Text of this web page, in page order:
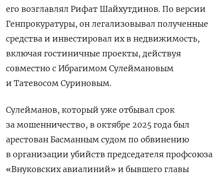
его возглавлял Рифат Шайхутдинов. По версии
Генпрокуратуры, он легализовывал полученные
средства и инвестировал их в недвижимость,
включая гостиничные проекты, действуя
совместно с Ибрагимом Сулеймановым
и Татевосом Суриновым.
Сулейманов, который уже отбывал срок
за мошенничество, в октябре 2025 года был
арестован Басманным судом по обвинению
в организации убийств председателя профсоюза
«Внуковских авиалиний» и бывшего главы